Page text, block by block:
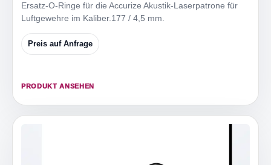
Ersatz-O-Ringe für die Accurize Akustik-Laserpatrone für
Luftgewehre im Kaliber.177 / 4,5 mm.
Preis auf Anfrage
PRODUKT ANSEHEN